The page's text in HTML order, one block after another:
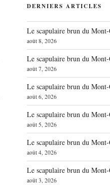
DERNIERS ARTICLES
Le scapulaire brun du
août 8, 2026
Le scapulaire brun du
août 7, 2026
Le scapulaire brun du
août 6, 2026
Le scapulaire brun du
août 5, 2026
Le scapulaire brun du
août 4, 2026
Le scapulaire brun du
août 3, 2026